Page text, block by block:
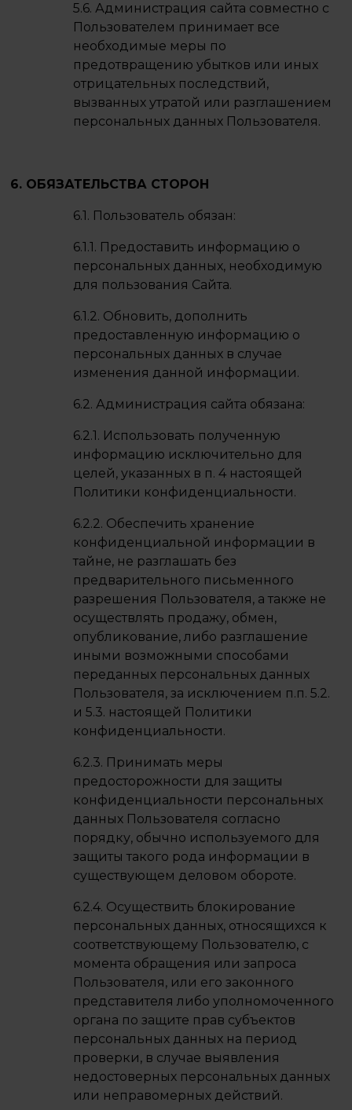
5.6. Администрация сайта совместно с
Пользователем принимает все
необходимые меры по
предотвращению убытков или иных
отрицательных последствий,
вызванных утратой или разглашением
персональных данных Пользователя.
6. ОБЯЗАТЕЛЬСТВА СТОРОН
6.1. Пользователь обязан:
6.1.1. Предоставить информацию о
персональных данных, необходимую
для пользования Сайта.
6.1.2. Обновить, дополнить
предоставленную информацию о
персональных данных в случае
изменения данной информации.
6.2. Администрация сайта обязана:
6.2.1. Использовать полученную
информацию исключительно для
целей, указанных в п. 4 настоящей
Политики конфиденциальности.
6.2.2. Обеспечить хранение
конфиденциальной информации в
тайне, не разглашать без
предварительного письменного
разрешения Пользователя, а также не
осуществлять продажу, обмен,
опубликование, либо разглашение
иными возможными способами
переданных персональных данных
Пользователя, за исключением п.п. 5.2.
и 5.3. настоящей Политики
конфиденциальности.
6.2.3. Принимать меры
предосторожности для защиты
конфиденциальности персональных
данных Пользователя согласно
порядку, обычно используемого для
защиты такого рода информации в
существующем деловом обороте.
6.2.4. Осуществить блокирование
персональных данных, относящихся к
соответствующему Пользователю, с
момента обращения или запроса
Пользователя, или его законного
представителя либо уполномоченного
органа по защите прав субъектов
персональных данных на период
проверки, в случае выявления
недостоверных персональных данных
или неправомерных действий.